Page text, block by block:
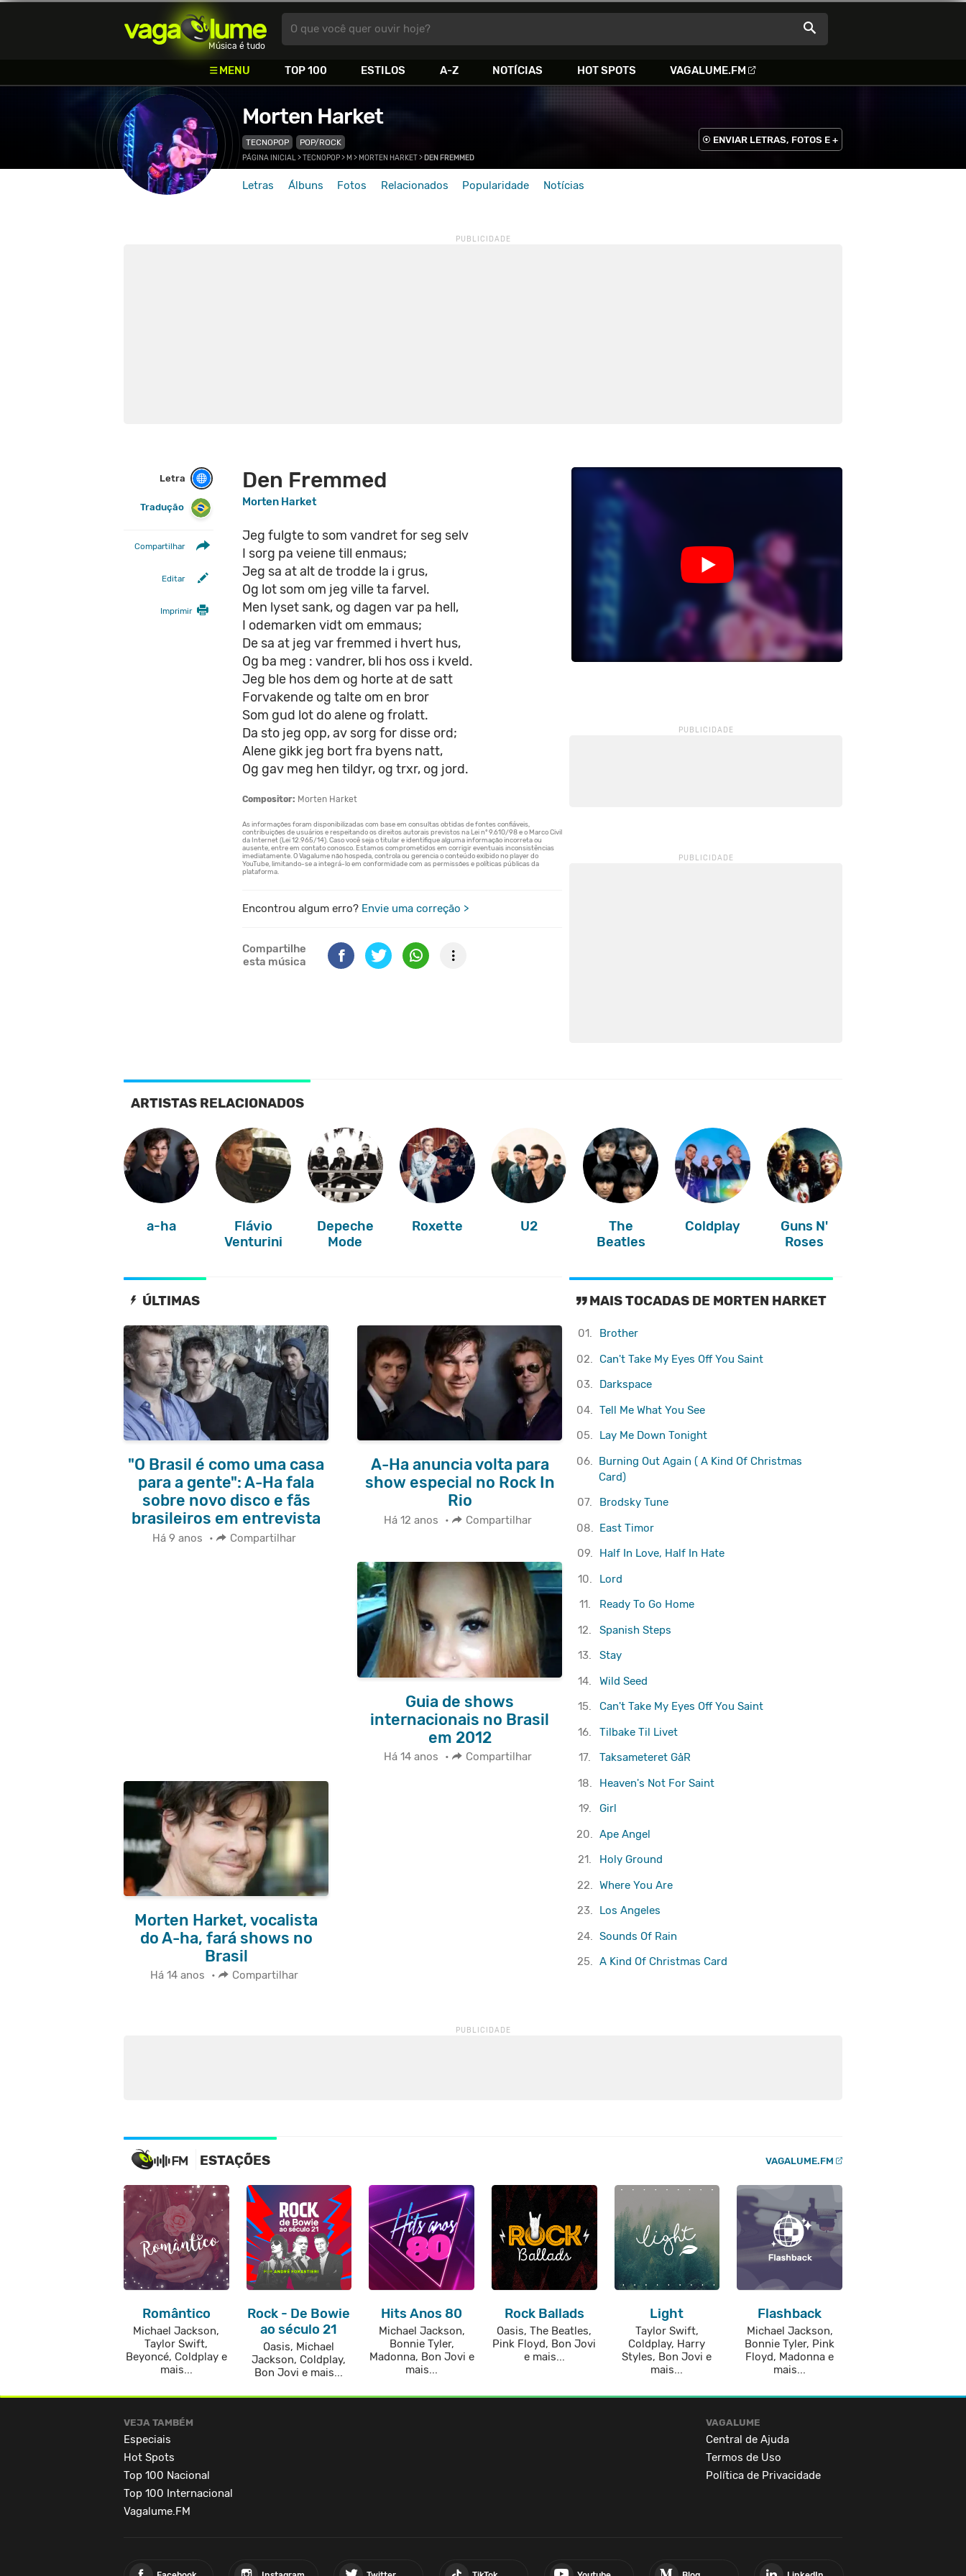
Vagalume
Música é tudo
MENU TOP 100 ESTILOS A-Z NOTÍCIAS HOT SPOTS VAGALUME.FM
O que você quer ouvir hoje?
Morten Harket
TECNOPOP POP/ROCK ENVIAR LETRAS, FOTOS E +
Letras Álbuns Fotos Relacionados Popularidade Notícias
PÁGINA INICIAL>TECNOPOP> M > MORTEN HARKET> DEN FREMMED
Letra
Tradução
Compartilhar
Editar
Imprimir
Den Fremmed
Morten Harket
Jeg fulgte to som vandret for seg selv
I sorg pa veiene till enmaus;
Jeg sa at alt de trodde la i grus,
Og lot som om jeg ville ta farvel.
Men lyset sank, og dagen var pa hell,
I odemarken vidt om emmaus;
De sa at jeg var fremmed i hvert hus,
Og ba meg : vandrer, bli hos oss i kveld.
Jeg ble hos dem og horte at de satt
Forvakende og talte om en bror
Som gud lot do alene og frolatt.
Da sto jeg opp, av sorg for disse ord;
Alene gikk jeg bort fra byens natt,
Og gav meg hen tildyr, og trxr, og jord.
Compositor: Morten Harket
Encontrou algum erro? Envie uma correção >
Compartilhe
esta música
ARTISTAS RELACIONADOS
a-ha
Flávio
Venturini
Depeche
Mode
Roxette U2
The
Beatles
Coldplay
Guns N'
Roses
ÚLTIMAS
"O Brasil é como uma casa
para a gente": A-Ha fala
sobre novo disco e fãs
brasileiros em entrevista
Há 9 anos • Compartilhar
A-Ha anuncia volta para
show especial no Rock In
Rio
Há 12 anos • Compartilhar
Guia de shows
internacionais no Brasil
em 2012
Há 14 anos • Compartilhar
Morten Harket, vocalista
do A-ha, fará shows no
Brasil
Há 14 anos • Compartilhar
MAIS TOCADAS DE MORTEN HARKET
01.
Brother
02.
Can't Take My Eyes Off You Saint
03.
Darkspace
04.
Tell Me What You See
05.
Lay Me Down Tonight
06.
Burning Out Again ( A Kind Of Christmas
Card)
07.
Brodsky Tune
08.
East Timor
09.
Half In Love, Half In Hate
10.
Lord
11.
Ready To Go Home
12.
Spanish Steps
13.
Stay
14.
Wild Seed
15.
Can't Take My Eyes Off You Saint
16.
Tilbake Til Livet
17.
Taksameteret GåR
18.
Heaven's Not For Saint
19.
Girl
20.
Ape Angel
21.
Holy Ground
22.
Where You Are
23.
Los Angeles
24.
Sounds Of Rain
25. A Kind Of Christmas Card
ESTAÇÕES VAGALUME.FM
Romântico
Michael Jackson,
Taylor Swift,
Beyoncé, Coldplay e
mais...
Rock - De Bowie
ao século 21
Oasis, Michael
Jackson, Coldplay,
Bon Jovi e mais...
Hits Anos 80
Michael Jackson,
Bonnie Tyler,
Madonna, Bon Jovi e
mais...
Rock Ballads
Oasis, The Beatles,
Pink Floyd, Bon Jovi
e mais...
Light
Taylor Swift,
Coldplay, Harry
Styles, Bon Jovi e
mais...
Flashback
Michael Jackson,
Bonnie Tyler, Pink
Floyd, Madonna e
mais...
VEJA TAMBÉM
Especiais
Hot Spots
Top 100 Nacional
Top 100 Internacional
Vagalume.FM
VAGALUME
Central de Ajuda
Termos de Uso
Política de Privacidade